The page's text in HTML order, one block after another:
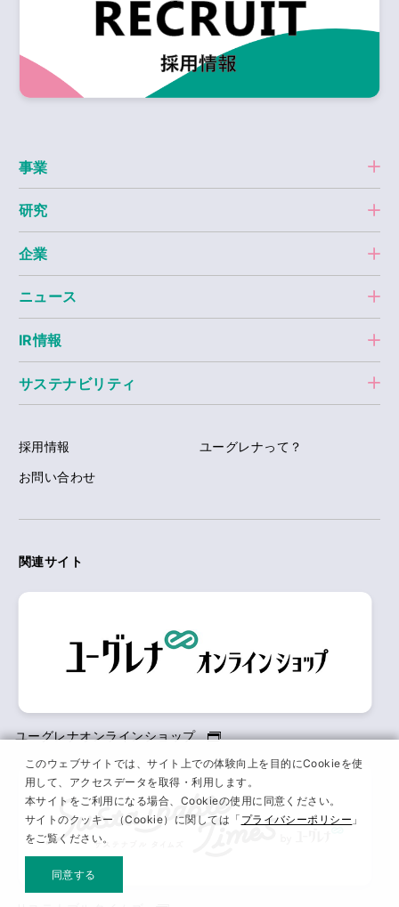
事業
研究
企業
ニュース
IR情報
サステナビリティ
採用情報
ユーグレナって？
お問い合わせ
関連サイト
ユーグレナオンラインショップ
このウェブサイトでは、サイト上での体験向上を目的にCookieを使
用して、アクセスデータを取得・利用します。
本サイトをご利用になる場合、Cookieの使用に同意ください。
サイトのクッキー（Cookie）に関しては「 プライバシーポリシー 」
をご覧ください。
同意する